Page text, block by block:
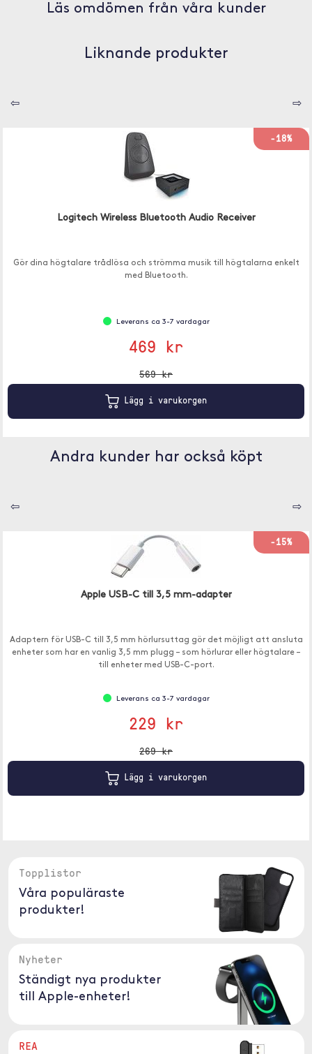
Läs omdömen från våra kunder
Liknande produkter
⇦ ⇨
-18%
Logitech Wireless Bluetooth Audio Receiver
Gör dina högtalare trådlösa och strömma musik till högtalarna enkelt
med Bluetooth.
Leverans ca 3-7 vardagar
469 kr
569 kr
Lägg i varukorgen
Andra kunder har också köpt
⇦ ⇨
-15%
Apple USB-C till 3,5 mm-adapter
Adaptern för USB-C till 3,5 mm hörlursuttag gör det möjligt att ansluta
enheter som har en vanlig 3,5 mm plugg – som hörlurar eller högtalare –
till enheter med USB-C-port.
Leverans ca 3-7 vardagar
229 kr
269 kr
Lägg i varukorgen
Topplistor
Våra populäraste
produkter!
Nyheter
Ständigt nya produkter
till Apple-enheter!
REA